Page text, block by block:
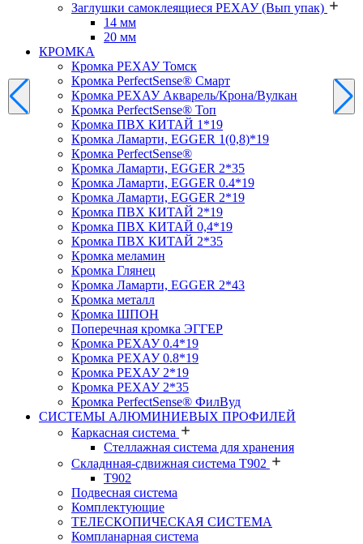
Заглушки самоклеящиеся РЕХАУ (Вып упак)
14 мм
20 мм
КРОМКА
Кромка PЕХАУ Томск
Кромка PerfectSense® Смарт
Кромка PЕХАУ Акварель/Крона/Вулкан
Кромка PerfectSense® Топ
Кромка ПВХ КИТАЙ 1*19
Кромка Ламарти, EGGER 1(0,8)*19
Кромка PerfectSense®
Кромка Ламарти, EGGER 2*35
Кромка Ламарти, EGGER 0.4*19
Кромка Ламарти, EGGER 2*19
Кромка ПВХ КИТАЙ 2*19
Кромка ПВХ КИТАЙ 0,4*19
Кромка ПВХ КИТАЙ 2*35
Кромка меламин
Кромка Глянец
Кромка Ламарти, EGGER 2*43
Кромка металл
Кромка ШПОН
Поперечная кромка ЭГГЕР
Кромка PЕХАУ 0.4*19
Кромка PЕХАУ 0.8*19
Кромка PЕХАУ 2*19
Кромка PЕХАУ 2*35
Кромка PerfectSense® ФилВуд
СИСТЕМЫ АЛЮМИНИЕВЫХ ПРОФИЛЕЙ
Каркасная система
Стеллажная система для хранения
Складнная-сдвижная система Т902
T902
Подвесная система
Комплектующие
ТЕЛЕСКОПИЧЕСКАЯ СИСТЕМА
Компланарная система